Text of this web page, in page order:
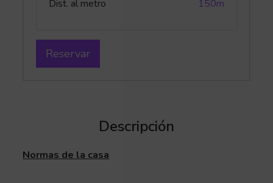
Dist. al metro
150m
Reservar
Descripción
Normas de la casa